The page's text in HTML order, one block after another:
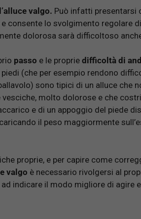
valgo. Può infatti presentarsi
consente lo svolgimento regolare
dolorosa sarà difficoltoso
passo e le proprie difficoltà di
(che per esempio rendono
sono tipici di un alluce che
vesciche, molto dolorose e che
e di un appoggio del piede
il peso maggiormente
proprie, e per capire come
valgo è necessario rivolgersi al
indicare il modo migliore di agire